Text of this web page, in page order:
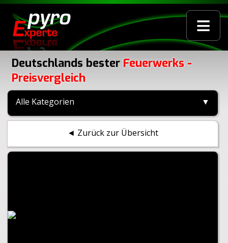
≡
Deutschlands bester Feuerwerks -
Preisvergleich
Alle Kategorien ▼
◄ Zurück zur Übersicht